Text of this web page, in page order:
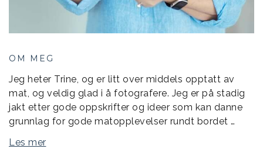
OM MEG
Jeg heter Trine, og er litt over middels opptatt av
mat, og veldig glad i å fotografere. Jeg er på stadig
jakt etter gode oppskrifter og ideer som kan danne
grunnlag for gode matopplevelser rundt bordet …
Les mer